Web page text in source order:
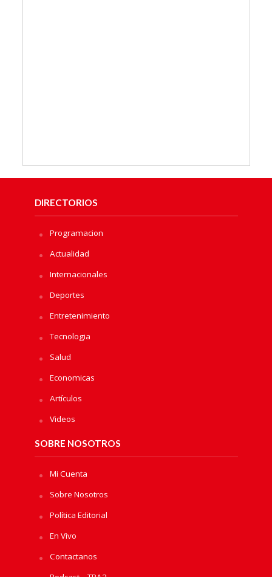
DIRECTORIOS
Programacion
Actualidad
Internacionales
Deportes
Entretenimiento
Tecnologia
Salud
Economicas
Artículos
Videos
SOBRE NOSOTROS
Mi Cuenta
Sobre Nosotros
Política Editorial
En Vivo
Contactanos